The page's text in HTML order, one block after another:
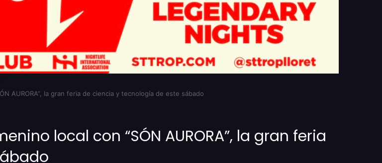
AURORA”, la gran feria de ciencia y tecnología de este sábado
local con “SÓN AURORA”, la gran feria